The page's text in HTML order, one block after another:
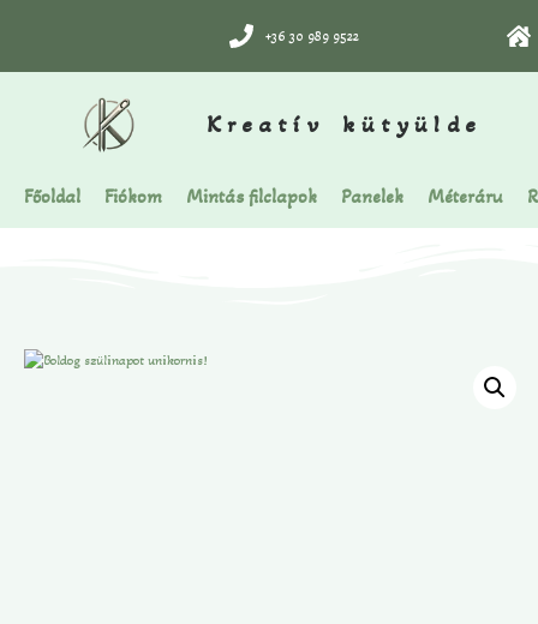
+36 30 989 9522
Kreatív kütyülde
Főoldal Fiókom Mintás filclapok Panelek Méteráru